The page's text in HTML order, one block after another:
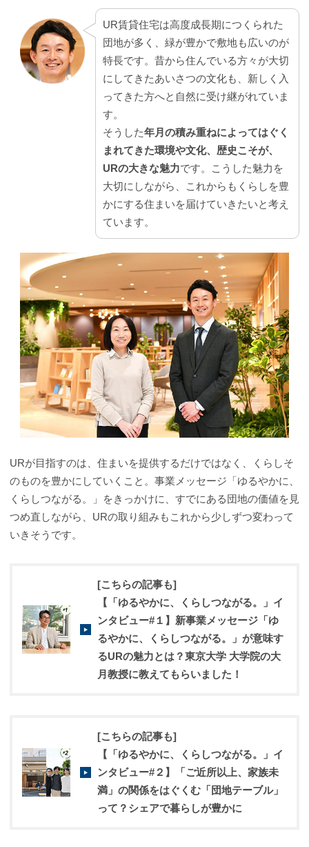
UR賃貸住宅は高度成長期につくられた
団地が多く、緑が豊かで敷地も広いのが
特長です。昔から住んでいる方々が大切
にしてきたあいさつの文化も、新しく入
ってきた方へと自然に受け継がれていま
す。
そうした年月の積み重ねによってはぐく
まれてきた環境や文化、歴史こそが、
URの大きな魅力です。こうした魅力を
大切にしながら、これからもくらしを豊
かにする住まいを届けていきたいと考え
ています。
URが目指すのは、住まいを提供するだけではなく、くらしそ
のものを豊かにしていくこと。事業メッセージ「ゆるやかに、
くらしつながる。」をきっかけに、すでにある団地の価値を見
つめ直しながら、URの取り組みもこれから少しずつ変わって
いきそうです。
[こちらの記事も]
【「ゆるやかに、くらしつながる。」イ
ンタビュー#１】新事業メッセージ「ゆ
るやかに、くらしつながる。」が意味す
るURの魅力とは？東京大学 大学院の大
月教授に教えてもらいました！
[こちらの記事も]
【「ゆるやかに、くらしつながる。」イ
ンタビュー#２】「ご近所以上、家族未
満」の関係をはぐくむ「団地テーブル」
って？シェアで暮らしが豊かに